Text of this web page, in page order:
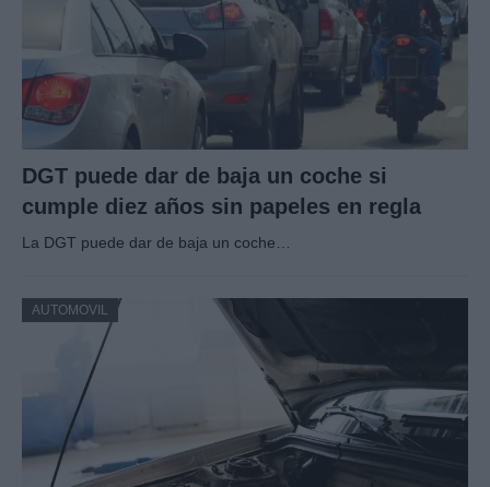
DGT puede dar de baja un coche si
cumple diez años sin papeles en regla
La DGT puede dar de baja un coche…
AUTOMOVIL